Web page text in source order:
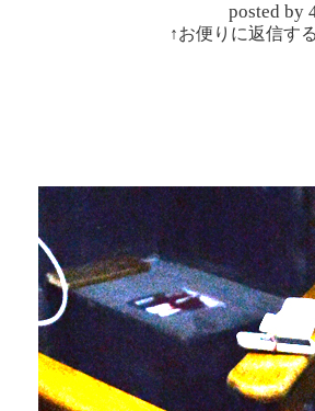
posted by
↑お便りに返信す